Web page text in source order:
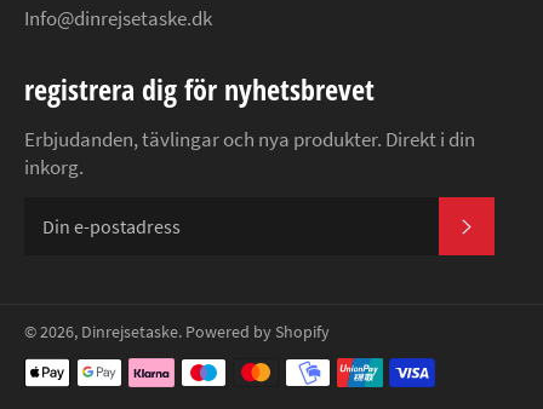
Info@dinrejsetaske.dk
registrera dig för nyhetsbrevet
Erbjudanden, tävlingar och nya produkter. Direkt i din
inkorg.
© 2026, Dinrejsetaske. Powered by Shopify
Betalningsmetoder